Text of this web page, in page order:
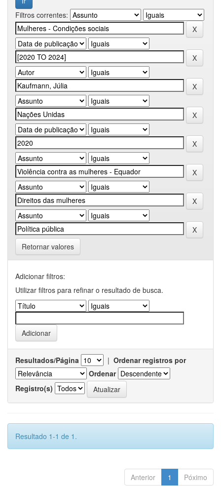
Filtros correntes:
Retornar valores
Adicionar filtros:
Utilizar filtros para refinar o resultado de busca.
Resultados/Página | Ordenar registros por
Ordenar
Registro(s)
Resultado 1-1 de 1.
Anterior 1 Póximo